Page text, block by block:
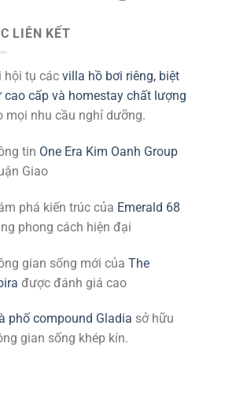
LIÊN KẾT
hội tụ các villa hồ bơi riêng, biệt
cao cấp và homestay chất lượng
mọi nhu cầu nghỉ dưỡng.
tin One Era Kim Oanh Group
Giao
phá kiến trúc của Emerald 68
phong cách hiện đại
gian sống mới của The
được đánh giá cao
phố compound Gladia sở hữu
gian sống khép kín.